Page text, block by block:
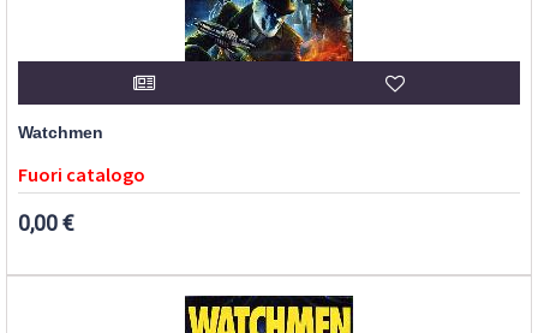
Watchmen
Fuori catalogo
0,00 €